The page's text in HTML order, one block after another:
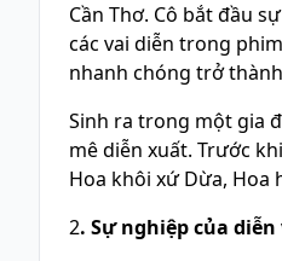
Cần Thơ. Cô bắt đầu
các vai diễn trong
nhanh chóng trở
Sinh ra trong một gia
mê diễn xuất. Trước
Hoa khôi xứ Dừa, Hoa
2. Sự nghiệp của diễn